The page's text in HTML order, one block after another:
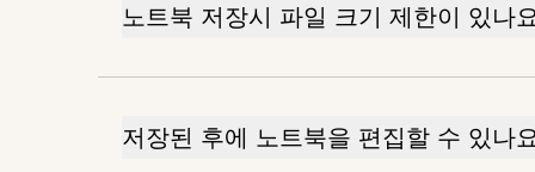
노트북 저장시 파일 크기 제한이 있나
저장된 후에 노트북을 편집할 수 있나